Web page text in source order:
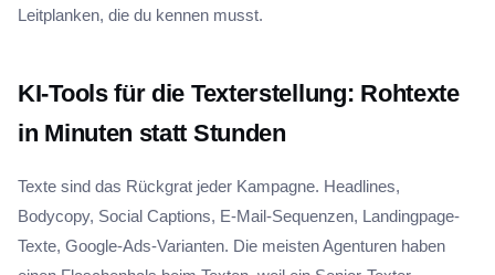
Leitplanken, die du kennen musst.
KI-Tools für die Texterstellung: Rohtexte
in Minuten statt Stunden
Texte sind das Rückgrat jeder Kampagne. Headlines,
Bodycopy, Social Captions, E-Mail-Sequenzen, Landingpage-
Texte, Google-Ads-Varianten. Die meisten Agenturen haben